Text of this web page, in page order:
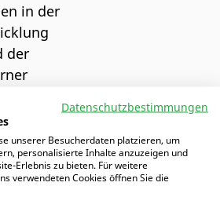
in der
der
Datenschutzbestimmungen
unserer Besucherdaten platzieren, um
personalisierte Inhalte anzuzeigen und
Erlebnis zu bieten. Für weitere
verwendeten Cookies öffnen Sie die